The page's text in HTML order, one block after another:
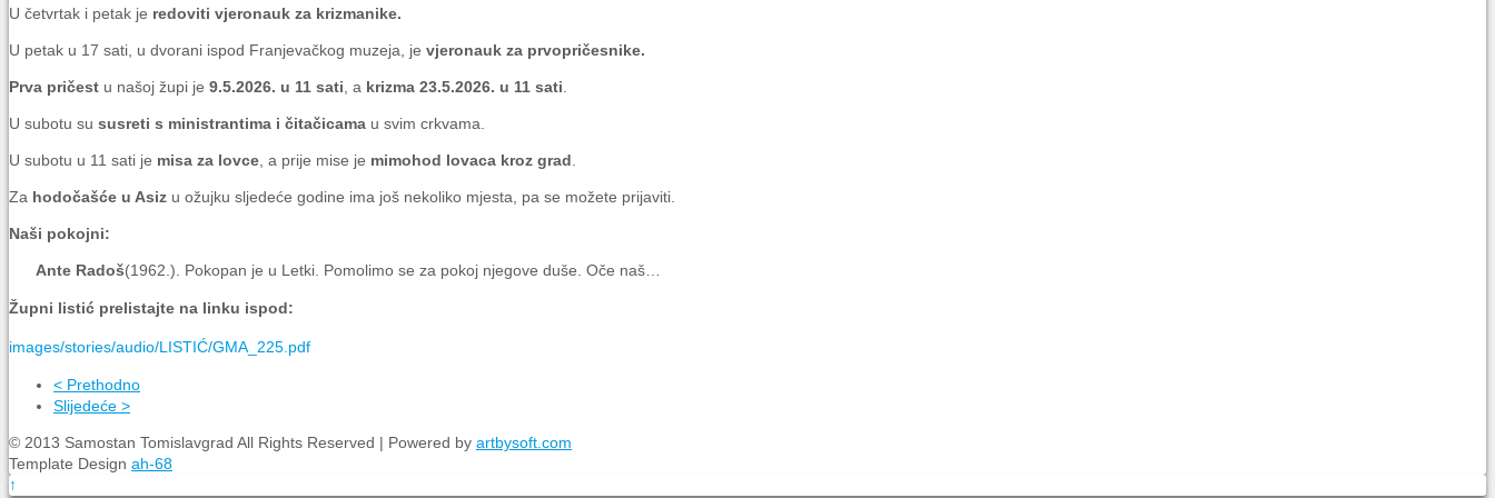
U četvrtak i petak je redoviti vjeronauk za krizmanike.
U petak u 17 sati, u dvorani ispod Franjevačkog muzeja, je vjeronauk za prvopričesnike.
Prva pričest u našoj župi je 9.5.2026. u 11 sati, a krizma 23.5.2026. u 11 sati.
U subotu su susreti s ministrantima i čitačicama u svim crkvama.
U subotu u 11 sati je misa za lovce, a prije mise je mimohod lovaca kroz grad.
Za hodočašće u Asiz u ožujku sljedeće godine ima još nekoliko mjesta, pa se možete prijaviti.
Naši pokojni:
Ante Radoš(1962.). Pokopan je u Letki. Pomolimo se za pokoj njegove duše. Oče naš…
Župni listić prelistajte na linku ispod:
images/stories/audio/LISTIĆ/GMA_225.pdf
< Prethodno
Slijedeće >
© 2013 Samostan Tomislavgrad All Rights Reserved | Powered by artbysoft.com
Template Design ah-68
↑